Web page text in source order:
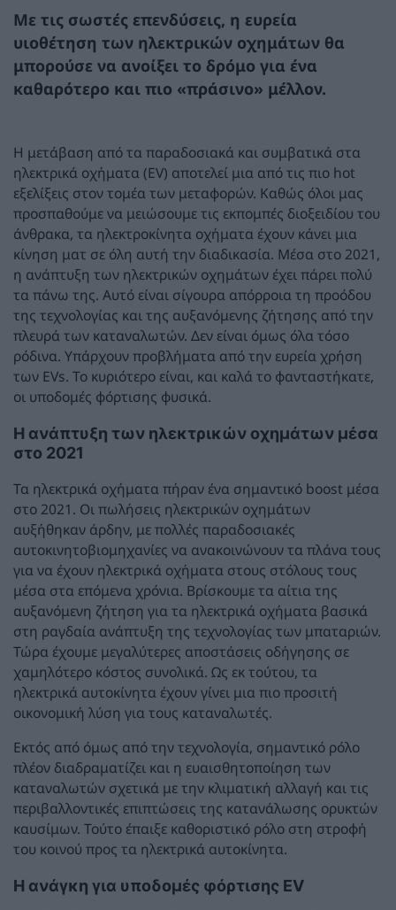
Με τις σωστές επενδύσεις, η ευρεία
υιοθέτηση των ηλεκτρικών οχημάτων θα
μπορούσε να ανοίξει το δρόμο για ένα
καθαρότερο και πιο «πράσινο» μέλλον.
Η μετάβαση από τα παραδοσιακά και συμβατικά στα
ηλεκτρικά οχήματα (EV) αποτελεί μια από τις πιο hot
εξελίξεις στον τομέα των μεταφορών. Καθώς όλοι μας
προσπαθούμε να μειώσουμε τις εκπομπές διοξειδίου του
άνθρακα, τα ηλεκτροκίνητα οχήματα έχουν κάνει μια
κίνηση ματ σε όλη αυτή την διαδικασία. Μέσα στο 2021,
η ανάπτυξη των ηλεκτρικών οχημάτων έχει πάρει πολύ
τα πάνω της. Αυτό είναι σίγουρα απόρροια τη προόδου
της τεχνολογίας και της αυξανόμενης ζήτησης από την
πλευρά των καταναλωτών. Δεν είναι όμως όλα τόσο
ρόδινα. Υπάρχουν προβλήματα από την ευρεία χρήση
των EVs. Το κυριότερο είναι, και καλά το φανταστήκατε,
οι υποδομές φόρτισης φυσικά.
Η ανάπτυξη των ηλεκτρικών οχημάτων μέσα
στο 2021
Τα ηλεκτρικά οχήματα πήραν ένα σημαντικό boost μέσα
στο 2021. Οι πωλήσεις ηλεκτρικών οχημάτων
αυξήθηκαν άρδην, με πολλές παραδοσιακές
αυτοκινητοβιομηχανίες να ανακοινώνουν τα πλάνα τους
για να έχουν ηλεκτρικά οχήματα στους στόλους τους
μέσα στα επόμενα χρόνια. Βρίσκουμε τα αίτια της
αυξανόμενη ζήτηση για τα ηλεκτρικά οχήματα βασικά
στη ραγδαία ανάπτυξη της τεχνολογίας των μπαταριών.
Τώρα έχουμε μεγαλύτερες αποστάσεις οδήγησης σε
χαμηλότερο κόστος συνολικά. Ως εκ τούτου, τα
ηλεκτρικά αυτοκίνητα έχουν γίνει μια πιο προσιτή
οικονομική λύση για τους καταναλωτές.
Εκτός από όμως από την τεχνολογία, σημαντικό ρόλο
πλέον διαδραματίζει και η ευαισθητοποίηση των
καταναλωτών σχετικά με την κλιματική αλλαγή και τις
περιβαλλοντικές επιπτώσεις της κατανάλωσης ορυκτών
καυσίμων. Τούτο έπαιξε καθοριστικό ρόλο στη στροφή
του κοινού προς τα ηλεκτρικά αυτοκίνητα.
Η ανάγκη για υποδομές φόρτισης EV